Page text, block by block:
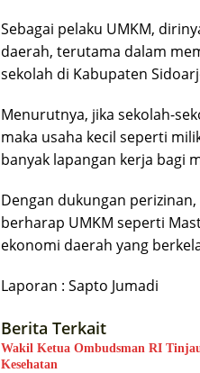
Sebagai pelaku UMKM,
daerah, terutama dalam
sekolah di Kabupaten
Menurutnya, jika sekolah-
maka usaha kecil seperti
banyak lapangan kerja bagi
Dengan dukungan
berharap UMKM seperti
ekonomi daerah yang
Laporan : Sapto Jumadi
Berita Terkait
Wakil Ketua Ombudsman RI
Kesehatan